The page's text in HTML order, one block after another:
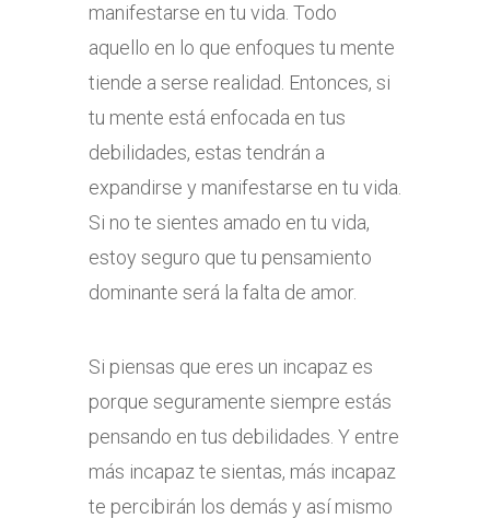
manifestarse en tu vida. Todo
aquello en lo que enfoques tu mente
tiende a serse realidad. Entonces, si
tu mente está enfocada en tus
debilidades, estas tendrán a
expandirse y manifestarse en tu vida.
Si no te sientes amado en tu vida,
estoy seguro que tu pensamiento
dominante será la falta de amor.
Si piensas que eres un incapaz es
porque seguramente siempre estás
pensando en tus debilidades. Y entre
más incapaz te sientas, más incapaz
te percibirán los demás y así mismo